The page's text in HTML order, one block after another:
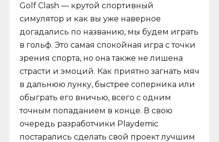
Golf Clash — крутой спортивный
симулятор и как вы уже наверное
догадались по названию, мы будем играть
в гольф. Это самая спокойная игра с точки
зрения спорта, но она также не лишена
страсти и эмоций. Как приятно загнать мяч
в дальнюю лунку, быстрее соперника или
обыграть его вничью, всего с одним
точным попаданием в конце. В свою
очередь разработчики Playdemic
постарались сделать свой проект лучшим